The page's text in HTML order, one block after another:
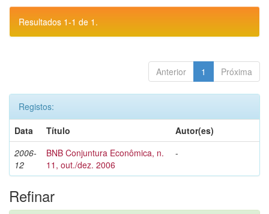
Resultados 1-1 de 1.
Anterior 1 Próxima
Registos:
Data
Título
Autor(es)
2006-
12
BNB Conjuntura Econômica, n.
11, out./dez. 2006
-
Refinar